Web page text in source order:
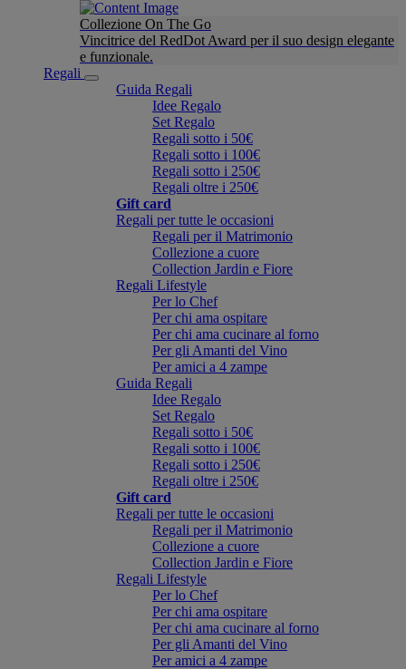
Collezione On The Go
Vincitrice del RedDot Award per il suo design elegante
e funzionale.
Regali
Guida Regali
Idee Regalo
Set Regalo
Regali sotto i 50€
Regali sotto i 100€
Regali sotto i 250€
Regali oltre i 250€
Gift card
Regali per tutte le occasioni
Regali per il Matrimonio
Collezione a cuore
Collection Jardin e Fiore
Regali Lifestyle
Per lo Chef
Per chi ama ospitare
Per chi ama cucinare al forno
Per gli Amanti del Vino
Per amici a 4 zampe
Guida Regali
Idee Regalo
Set Regalo
Regali sotto i 50€
Regali sotto i 100€
Regali sotto i 250€
Regali oltre i 250€
Gift card
Regali per tutte le occasioni
Regali per il Matrimonio
Collezione a cuore
Collection Jardin e Fiore
Regali Lifestyle
Per lo Chef
Per chi ama ospitare
Per chi ama cucinare al forno
Per gli Amanti del Vino
Per amici a 4 zampe